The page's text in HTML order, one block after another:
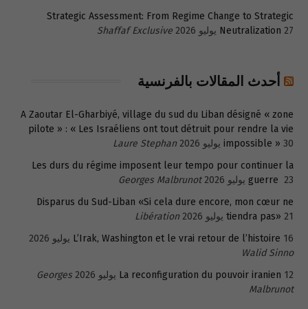
Strategic Assessment: From Regime Change to Strategic
Neutralization 27 يوليو 2026 Shaffaf Exclusive
أحدث المقالات بالفرنسية
A Zaoutar El-Gharbiyé, village du sud du Liban désigné « zone
pilote » : « Les Israéliens ont tout détruit pour rendre la vie
impossible » 30 يوليو 2026
Laure Stephan
Les durs du régime imposent leur tempo pour continuer la
guerre 23 يوليو 2026
Georges Malbrunot
Disparus du Sud-Liban «Si cela dure encore, mon cœur ne
tiendra pas» 21 يوليو 2026
Libération
L’Irak, Washington et le vrai retour de l’histoire 16 يوليو 2026
Walid Sinno
La reconfiguration du pouvoir iranien 12 يوليو 2026
Georges
Malbrunot